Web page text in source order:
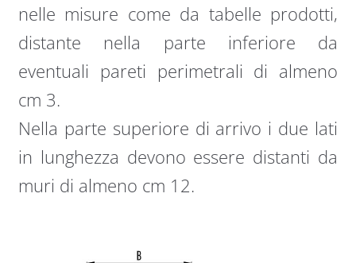
nelle misure come da tabelle prodotti,
distante nella parte inferiore da
eventuali pareti perimetrali di almeno
cm 3.
Nella parte superiore di arrivo i due lati
in lunghezza devono essere distanti da
muri di almeno cm 12.